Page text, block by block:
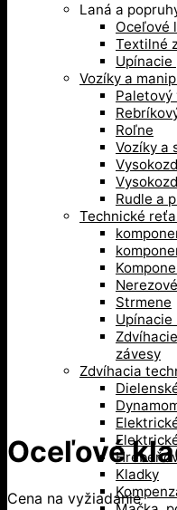
Laná a
Oceľové
Textilné
Vozíky a
Paletový
Roľne
Vozíky a
Rudle a
Technické
Strmene
Upínacie
závesy
Zdvíhacia
Kladky
Oceľové
Cena na vyžiadanie